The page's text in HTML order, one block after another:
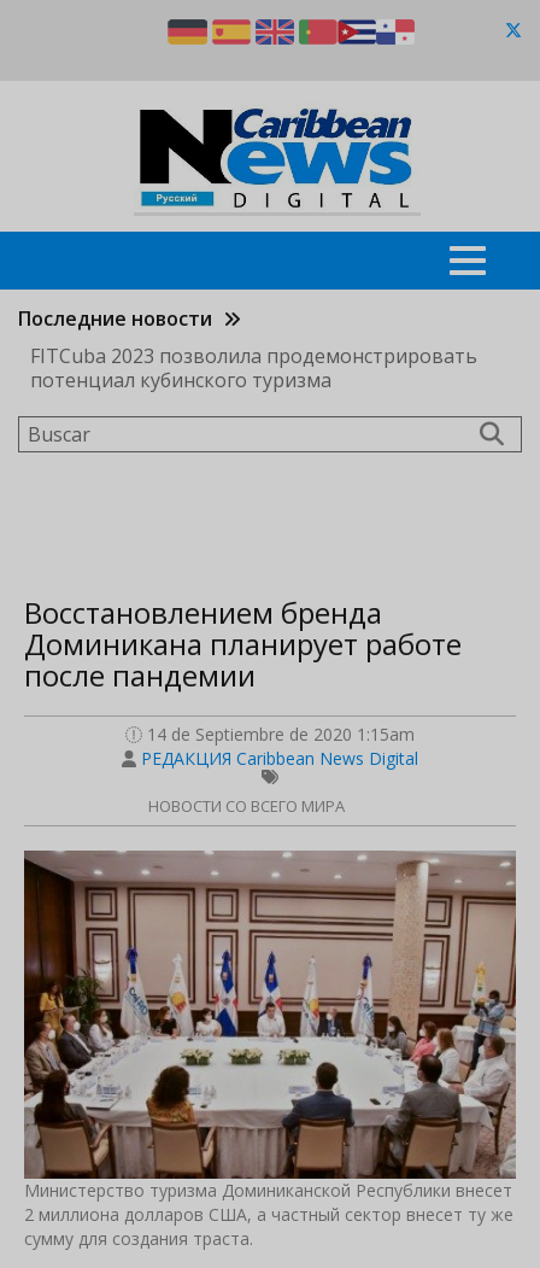
Последние новости
FITCuba 2023 позволила продемонстрировать
потенциал кубинского туризма
Buscar
Восстановлением бренда
Доминикана планирует работe
после пандемии
14 de Septiembre de 2020 1:15am
РЕДАКЦИЯ Caribbean News Digital
НОВОСТИ СО ВСЕГО МИРА
Министерство туризма Доминиканской Республики внесет
2 миллиона долларов США, а частный сектор внесет ту же
сумму для создания траста.